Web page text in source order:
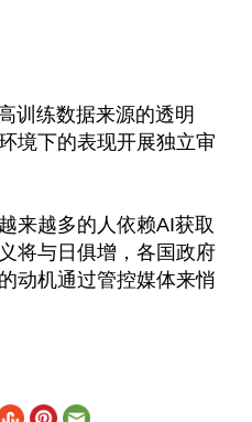
训练数据来源的透明
境下的表现开展独立审
来越多的人依赖AI获取
将与日俱增，各国政府
动机通过管控媒体来悄